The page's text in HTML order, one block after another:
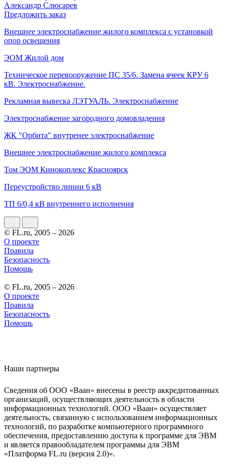
Александр Слюсарев
Предложить заказ
Внешнее электроснабжение жилого комплекса с установкой
опор освещения
ЭОМ Жилой дом
Техническое перевооружение ПС 35/6. Замена ячеек КРУ 6
кВ. Электроснабжение.
Рекламная вывеска ЛЭТУАЛЬ. Электроснабжение
Электроснабжение загородного домовладения
ЖК "Орбита" внутренее электроснабжение
Внешнее электроснабжение жилого комплекса
Том ЭОМ Кинокоплекс Красноярск
Переустройство линии 6 кВ
ТП 6/0,4 кВ внутреннего исполнения
© FL.ru, 2005 – 2026
О проекте
Правила
Безопасность
Помощь
© FL.ru, 2005 – 2026
О проекте
Правила
Безопасность
Помощь
Наши партнеры
Сведения об ООО «Ваан» внесены в реестр аккредитованных
организаций, осуществляющих деятельность в области
информационных технологий. ООО «Ваан» осуществляет
деятельность, связанную с использованием информационных
технологий, по разработке компьютерного программного
обеспечения, предоставлению доступа к программе для ЭВМ
и является правообладателем программы для ЭВМ
«Платформа FL.ru (версия 2.0)».